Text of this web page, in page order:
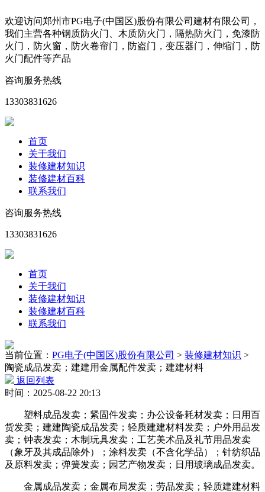
欢迎访问郑州市PG电子(中国区)股份有限公司建材有限公司，
我们主营各种钢质防火门、木质防火门，隔热防火门，免漆防
火门，防火窗，防火卷帘门，防盗门，变压器门，伸缩门，防
火门配件等产品
咨询服务热线
13303831626
首页
关于我们
装修建材知识
装修建材百科
联系我们
咨询服务热线
13303831626
首页
关于我们
装修建材知识
装修建材百科
联系我们
当前位置： PG电子(中国区)股份有限公司 > 装修建材知识 >
陶瓷成品发卖；建建用金属配件发卖；建建材料
返回列表
时间：2025-08-22 20:13
塑料成品发卖；紧固件发卖；办公设备耗材发卖；日用百
货发卖；建建陶瓷成品发卖；轻质建建材料发卖；户外用品发
卖；钟表发卖；木制玩具发卖；工艺美术品及礼节用品发卖
（象牙及其成品除外）；涂料发卖（不含化学品）；针纺织品
及原料发卖；弹簧发卖；园艺产物发卖；日用玻璃成品发卖。
金属成品发卖；金属布局发卖；劳品发卖；轻质建建材料